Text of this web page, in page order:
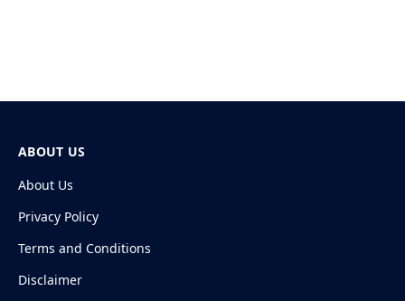
ABOUT US
About Us
Privacy Policy
Terms and Conditions
Disclaimer